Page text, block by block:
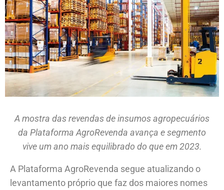
A mostra das revendas de insumos agropecuários
da Plataforma AgroRevenda avança e segmento
vive um ano mais equilibrado do que em 2023.
A Plataforma AgroRevenda segue atualizando o
levantamento próprio que faz dos maiores nomes